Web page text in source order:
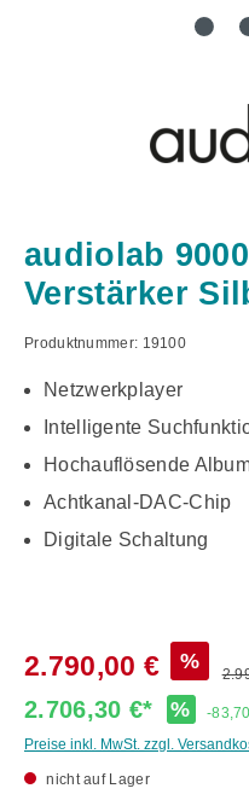
audiolab
Verstärker
Produktnummer: 19100
Netzwerkplayer
Intelligente
Hochauflösende
Achtkanal-DAC-Chip
Digitale Schaltung
2.790,00 € %
2.706,30 €* % -
Preise inkl. MwSt. zzgl.
nicht auf Lager